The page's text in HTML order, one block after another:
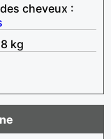
cheveux :
kg